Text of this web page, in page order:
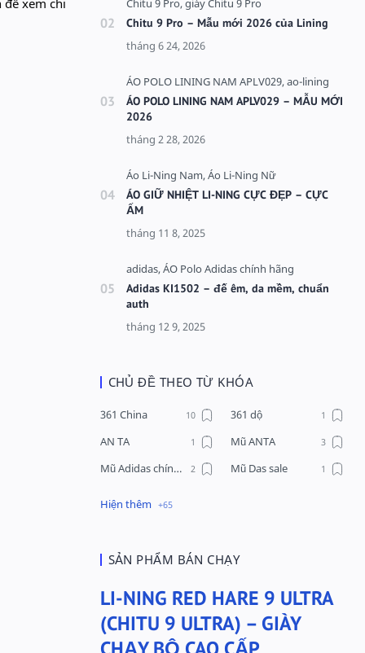
Chitu 9 Pro – Mẫu mới 2026 của Lining
ÁO POLO LINING NAM APLV029 – MẪU MỚI
2026
ÁO GIỮ NHIỆT LI-NING CỰC ĐẸP – CỰC
ẤM
Adidas KI1502 – đế êm, da mềm, chuẩn
auth
CHỦ ĐỀ THEO TỪ KHÓA
361 China
361 dộ
AN TA
Mũ ANTA
Mũ Adidas chính hãng
Mũ Das sale
Phụ kiện Acer
Quần nỉ nam Lining
Quần short nam Lining
Remax
Sale giày Anta nữ
SẢN PHẨM BÁN CHẠY
LI-NING RED HARE 9 ULTRA
(CHITU 9 ULTRA) – GIÀY